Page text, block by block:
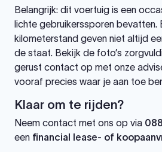
Belangrijk: dit voertuig is een
lichte gebruikerssporen bevatten.
kilometerstand geven niet altijd
de staat. Bekijk de foto’s
gerust contact op met onze
vooraf precies waar je aan toe
Klaar om te rijden?
Neem contact met ons op via
een financial lease- of